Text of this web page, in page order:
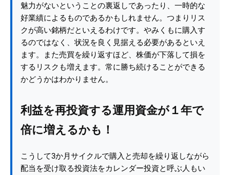
魅力がないということの裏返しであったり、一時的な
好業績によるものであるかもしれません。つまりリス
クが高い銘柄だといえるわけです。やみくもに購入す
るのではなく、状況を良く見据える必要があるといえ
ます。また売買を繰り返すほど、株価が下落して損を
するリスクも増えます。常に勝ち続けることができる
かどうかはわかりません。
利益を再投資する運用資金が１年で
倍に増えるかも！
こうして3か月サイクルで購入と売却を繰り返しながら
配当を受け取る投資法をカレンダー投資と呼ぶ人もい